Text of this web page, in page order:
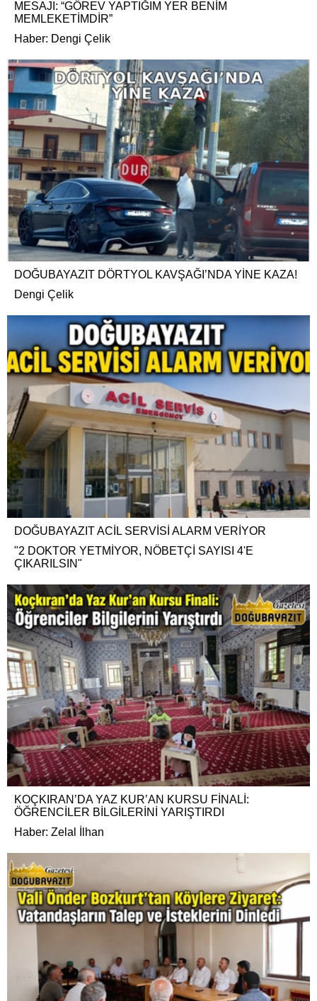
MESAJI: “GÖREV YAPTIĞIM YER BENİM
MEMLEKETİMDİR”
Haber: Dengi Çelik
DOĞUBAYAZIT DÖRTYOL KAVŞAĞI’NDA YİNE KAZA!
Dengi Çelik
DOĞUBAYAZIT ACİL SERVİSİ ALARM VERİYOR
"2 DOKTOR YETMİYOR, NÖBETÇİ SAYISI 4'E
ÇIKARILSIN"
KOÇKIRAN’DA YAZ KUR’AN KURSU FİNALİ:
ÖĞRENCİLER BİLGİLERİNİ YARIŞTIRDI
Haber: Zelal İlhan